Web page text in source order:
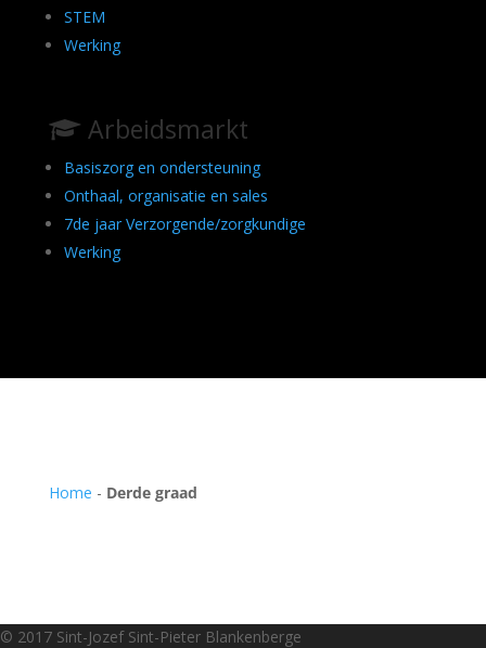
STEM
Werking
Arbeidsmarkt
Basiszorg en ondersteuning
Onthaal, organisatie en sales
7de jaar Verzorgende/zorgkundige
Werking
Home - Derde graad
© 2017 Sint-Jozef Sint-Pieter Blankenberge